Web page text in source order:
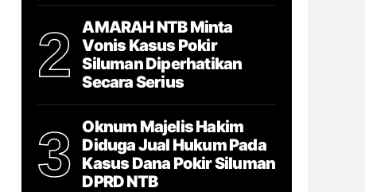
2
AMARAH NTB Minta
Vonis Kasus Pokir
Siluman Diperhatikan
Secara Serius
3
Oknum Majelis Hakim
Diduga Jual Hukum Pada
Kasus Dana Pokir Siluman
DPRD NTB